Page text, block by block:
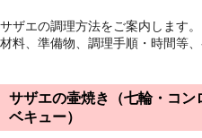
サザエの調理方法をご案内します。
材料、準備物、調理手順・時間等、
サザエの壷焼き（七輪・コ
ベキュー）